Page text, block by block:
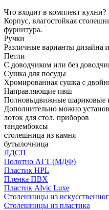
Что входит в комплект кухни?
Корпус, влагостойкая
фурнитура.
Ручки
Различные варианты дизайна
Петли
С доводчиком или без
Сушка для посуды
Хромированная сушка с
Направляющие пвш
Полновыдвижные шариковые
Дополнительно можно
лоток для стол. приборов
тандембоксы
столешница из камня
бутылочница
ЛДСП
Полотно АГТ (МДФ)
Пластик HPL
Пленка ПВХ
Пластик Alvic Luxe
Столешницы из
Столешницы из пластика